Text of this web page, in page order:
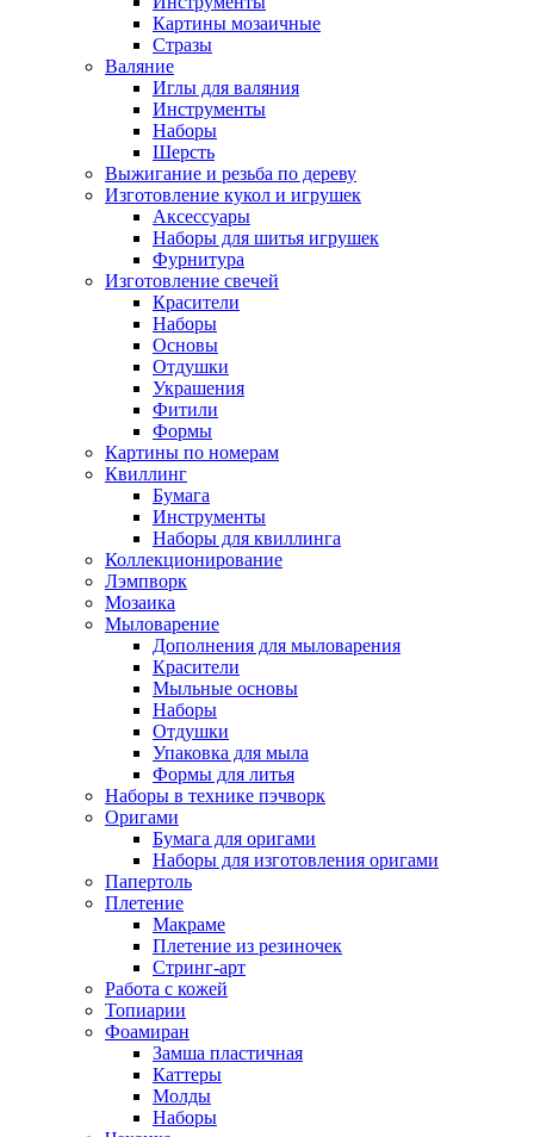
Картины мозаичные
Стразы
Валяние
Иглы для валяния
Инструменты
Наборы
Шерсть
Выжигание и резьба по дереву
Изготовление кукол и игрушек
Аксессуары
Наборы для шитья игрушек
Фурнитура
Изготовление свечей
Красители
Наборы
Основы
Отдушки
Украшения
Фитили
Формы
Картины по номерам
Квиллинг
Бумага
Инструменты
Наборы для квиллинга
Коллекционирование
Лэмпворк
Мозаика
Мыловарение
Дополнения для мыловарения
Красители
Мыльные основы
Наборы
Отдушки
Упаковка для мыла
Формы для литья
Наборы в технике пэчворк
Оригами
Бумага для оригами
Наборы для изготовления оригами
Папертоль
Плетение
Макраме
Плетение из резиночек
Стринг-арт
Работа с кожей
Топиарии
Фоамиран
Замша пластичная
Каттеры
Молды
Наборы